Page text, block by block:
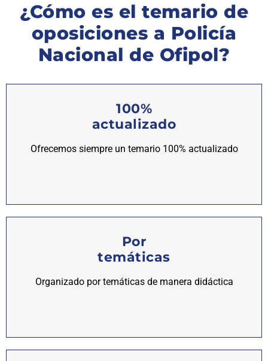
¿Cómo es el temario de
oposiciones a Policía
Nacional de Ofipol?
100%
actualizado
Ofrecemos siempre un temario 100% actualizado
Por
temáticas
Organizado por temáticas de manera didáctica